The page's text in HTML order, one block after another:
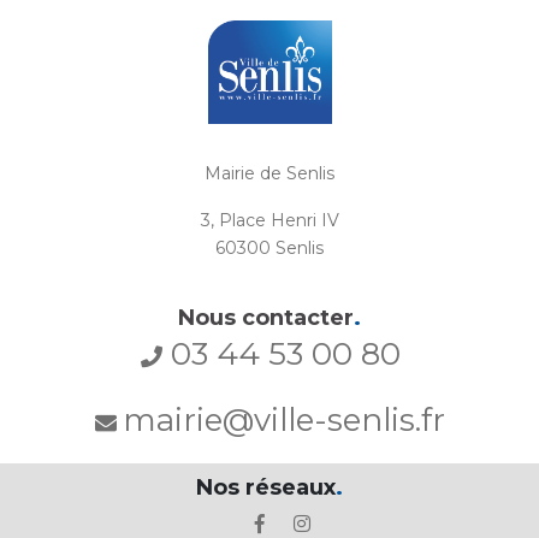
Mairie de Senlis
3, Place Henri IV
60300 Senlis
Nous contacter.
03 44 53 00 80
mairie@ville-senlis.fr
Nos réseaux.